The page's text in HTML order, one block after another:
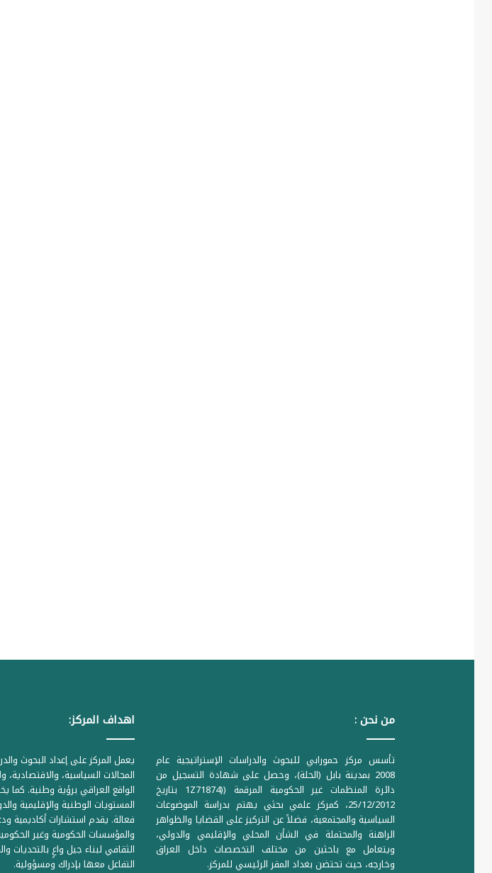
من نحن :
تأسس مركز حمورابي للبحوث والدراسات الإستراتيجية عام
2008 بمدينة بابل (الحلة)، وحصل على شهادة التسجيل من
دائرة المنظمات غير الحكومية المرقمة ((1Z71874 بتاريخ
25/12/2012، كمركز علمي بحثي يهتم بدراسة الموضوعات
السياسية والمجتمعية، فضلاً عن التركيز على القضايا والظواهر
الراهنة والمحتملة في الشأن المحلي والإقليمي والدولي،
ويتعامل مع باحثين من مختلف التخصصات داخل العراق
وخارجه، حيث تحتضن بغداد المقر الرئيسي للمركز.
اهداف المركز:
يعمل المركز على إعداد البحوث
المجالات السياسية، والاقتصادية،
الواقع العراقي برؤية وطنية. كما
المستويات الوطنية والإقليمية
فعالة. يقدم استشارات أكاديمية
والمؤسسات الحكومية وغير
الثقافي لبناء جيل واعٍ بالتحديات
التفاعل معها بإدراك ومسؤولية.